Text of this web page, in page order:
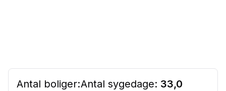
Antal boliger:Antal sygedage: 33,0